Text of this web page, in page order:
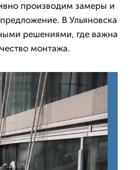
производим замеры и
В Ульяновска
решениями, где важна
монтажа.